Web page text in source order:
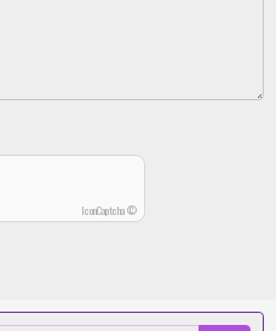
IconCaptcha ©